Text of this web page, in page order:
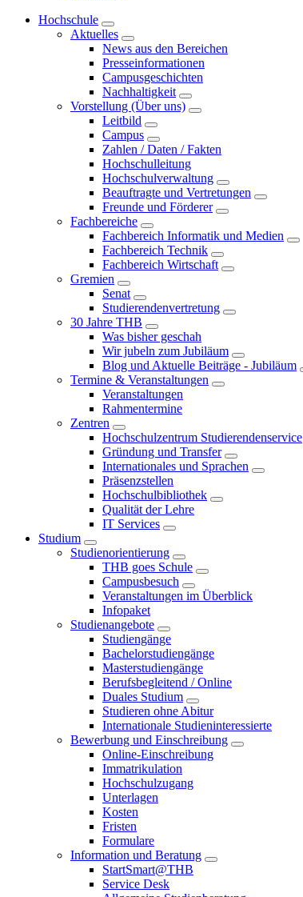
Hochschule
Aktuelles
News aus den Bereichen
Presseinformationen
Campusgeschichten
Nachhaltigkeit
Vorstellung (Über uns)
Leitbild
Campus
Zahlen / Daten / Fakten
Hochschulleitung
Hochschulverwaltung
Beauftragte und Vertretungen
Freunde und Förderer
Fachbereiche
Fachbereich Informatik und Medien
Fachbereich Technik
Fachbereich Wirtschaft
Gremien
Senat
Studierendenvertretung
30 Jahre THB
Was bisher geschah
Wir jubeln zum Jubiläum
Blog und Aktuelle Beiträge - Jubiläum
Termine & Veranstaltungen
Veranstaltungen
Rahmentermine
Zentren
Hochschulzentrum Studierendenservice
Gründung und Transfer
Internationales und Sprachen
Präsenzstellen
Hochschulbibliothek
Qualität der Lehre
IT Services
Studium
Studienorientierung
THB goes Schule
Campusbesuch
Veranstaltungen im Überblick
Infopaket
Studienangebote
Studiengänge
Bachelorstudiengänge
Masterstudiengänge
Berufsbegleitend / Online
Duales Studium
Studieren ohne Abitur
Internationale Studieninteressierte
Bewerbung und Einschreibung
Online-Einschreibung
Immatrikulation
Hochschulzugang
Unterlagen
Kosten
Fristen
Formulare
Information und Beratung
StartSmart@THB
Service Desk